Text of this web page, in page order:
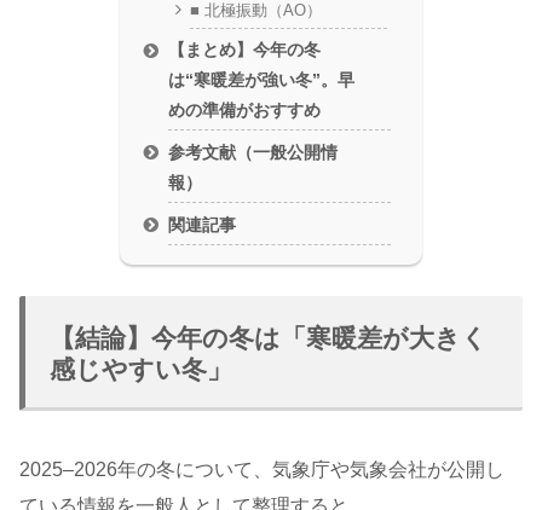
■ 北極振動（AO）
【まとめ】今年の冬
は“寒暖差が強い冬”。早
めの準備がおすすめ
参考文献（一般公開情
報）
関連記事
【結論】今年の冬は「寒暖差が大きく
感じやすい冬」
2025–2026年の冬について、気象庁や気象会社が公開し